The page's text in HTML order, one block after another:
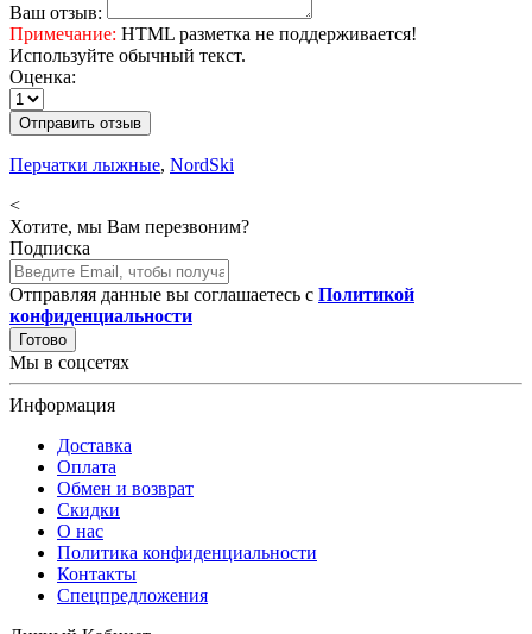
Ваш отзыв:
Примечание: HTML разметка не поддерживается!
Используйте обычный текст.
Оценка:
Отправить отзыв
Перчатки лыжные, NordSki
<
Хотите, мы Вам перезвоним?
Подписка
Отправляя данные вы соглашаетесь с Политикой
конфиденциальности
Готово
Мы в соцсетях
Информация
Доставка
Оплата
Обмен и возврат
Скидки
О нас
Политика конфиденциальности
Контакты
Спецпредложения